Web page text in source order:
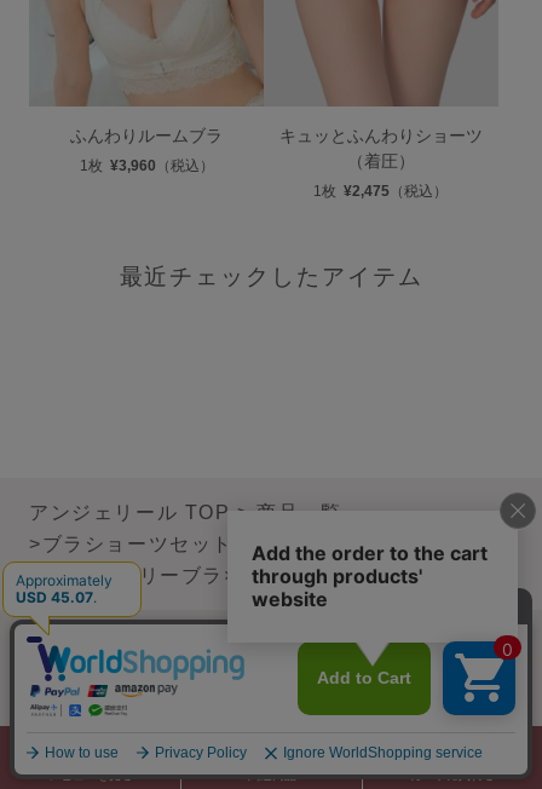
ふんわりルームブラ
1枚 ¥3,960 （税込）
キュッとふんわりショーツ
（着圧）
1枚 ¥2,475 （税込）
最近チェックしたアイテム
レビューを見る 関連商品 カートに入れる
アンジェリール TOP
商品一覧
ブラショーツセット
全商品一覧
360°デイリーブラ×ショーツSET
サイズガイド
ブラの交換&返品について